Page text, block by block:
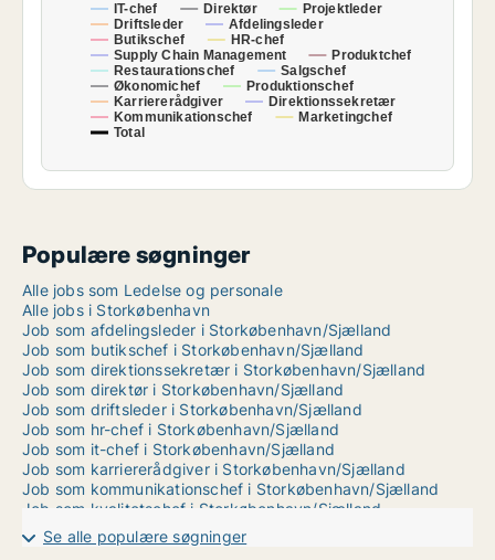
IT-chef Direktør
Projektleder
Driftsleder
Afdelingsleder
Butikschef
HR-chef
Supply Chain Management
Produktchef
Restaurationschef
Salgschef
Økonomichef
Produktionschef
Karriererådgiver
Direktionssekretær
Kommunikationschef
Marketingchef
Total
Populære søgninger
Alle jobs som Ledelse og personale
Alle jobs i Storkøbenhavn
Job som afdelingsleder i Storkøbenhavn/Sjælland
Job som butikschef i Storkøbenhavn/Sjælland
Job som direktionssekretær i Storkøbenhavn/Sjælland
Job som direktør i Storkøbenhavn/Sjælland
Job som driftsleder i Storkøbenhavn/Sjælland
Job som hr-chef i Storkøbenhavn/Sjælland
Job som it-chef i Storkøbenhavn/Sjælland
Job som karriererådgiver i Storkøbenhavn/Sjælland
Job som kommunikationschef i Storkøbenhavn/Sjælland
Job som kvalitetschef i Storkøbenhavn/Sjælland
Job som marketingchef i Storkøbenhavn/Sjælland
Job som produktchef i Storkøbenhavn/Sjælland
Se alle populære søgninger